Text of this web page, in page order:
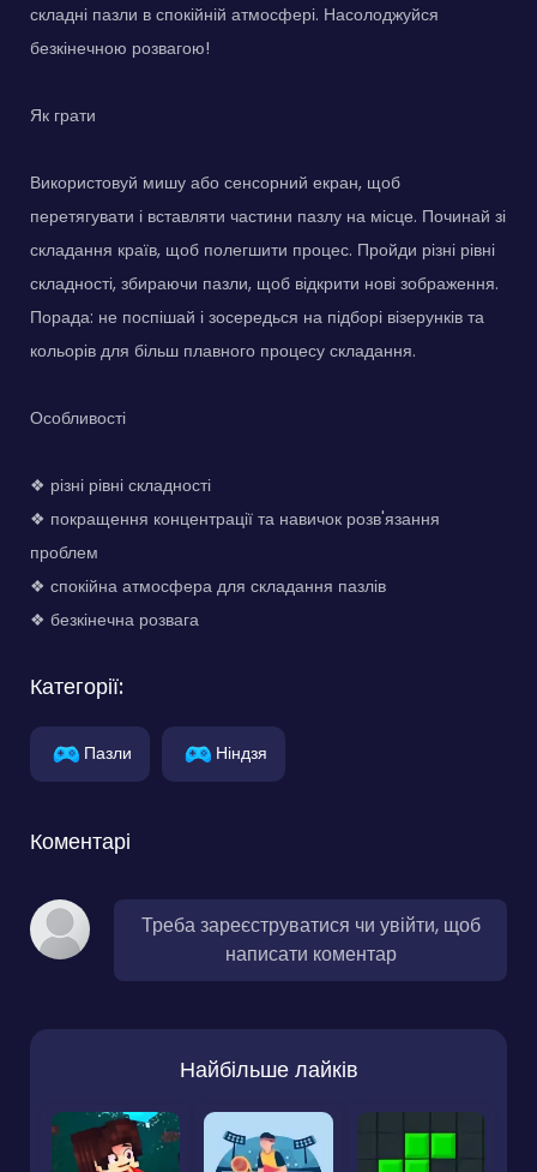
складні пазли в спокійній атмосфері. Насолоджуйся
безкінечною розвагою!
Як грати
Використовуй мишу або сенсорний екран, щоб
перетягувати і вставляти частини пазлу на місце. Починай зі
складання країв, щоб полегшити процес. Пройди різні рівні
складності, збираючи пазли, щоб відкрити нові зображення.
Порада: не поспішай і зосередься на підборі візерунків та
кольорів для більш плавного процесу складання.
Особливості
❖ різні рівні складності
❖ покращення концентрації та навичок розв'язання
проблем
❖ спокійна атмосфера для складання пазлів
❖ безкінечна розвага
Категорії:
Пазли Ніндзя
Коментарі
Треба зареєструватися чи увійти, щоб
написати коментар
Найбільше лайків